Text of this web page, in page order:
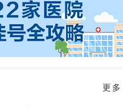
更多